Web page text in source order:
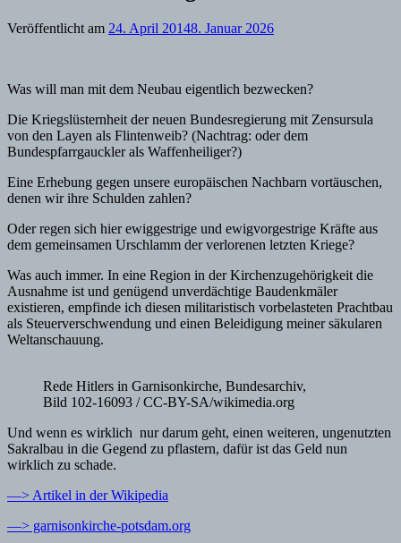
Veröffentlicht am 24. April 20148. Januar 2026
Was will man mit dem Neubau eigentlich bezwecken?
Die Kriegslüsternheit der neuen Bundesregierung mit Zensursula
von den Layen als Flintenweib? (Nachtrag: oder dem
Bundespfarrgauckler als Waffenheiliger?)
Eine Erhebung gegen unsere europäischen Nachbarn vortäuschen,
denen wir ihre Schulden zahlen?
Oder regen sich hier ewiggestrige und ewigvorgestrige Kräfte aus
dem gemeinsamen Urschlamm der verlorenen letzten Kriege?
Was auch immer. In eine Region in der Kirchenzugehörigkeit die
Ausnahme ist und genügend unverdächtige Baudenkmäler
existieren, empfinde ich diesen militaristisch vorbelasteten Prachtbau
als Steuerverschwendung und einen Beleidigung meiner säkularen
Weltanschauung.
Rede Hitlers in Garnisonkirche, Bundesarchiv,
Bild 102-16093 / CC-BY-SA/wikimedia.org
Und wenn es wirklich nur darum geht, einen weiteren, ungenutzten
Sakralbau in die Gegend zu pflastern, dafür ist das Geld nun
wirklich zu schade.
—> Artikel in der Wikipedia
—> garnisonkirche-potsdam.org